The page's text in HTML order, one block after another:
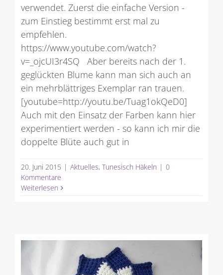
verwendet. Zuerst die einfache Version -
zum Einstieg bestimmt erst mal zu
empfehlen.
https://www.youtube.com/watch?
v=_ojcUI3r4SQ Aber bereits nach der 1.
geglückten Blume kann man sich auch an
ein mehrblättriges Exemplar ran trauen.
[youtube=http://youtu.be/Tuag1okQeD0]
Auch mit den Einsatz der Farben kann hier
experimentiert werden - so kann ich mir die
doppelte Blüte auch gut in
20. Juni 2015 | Aktuelles, Tunesisch Häkeln | 0
Kommentare
Weiterlesen